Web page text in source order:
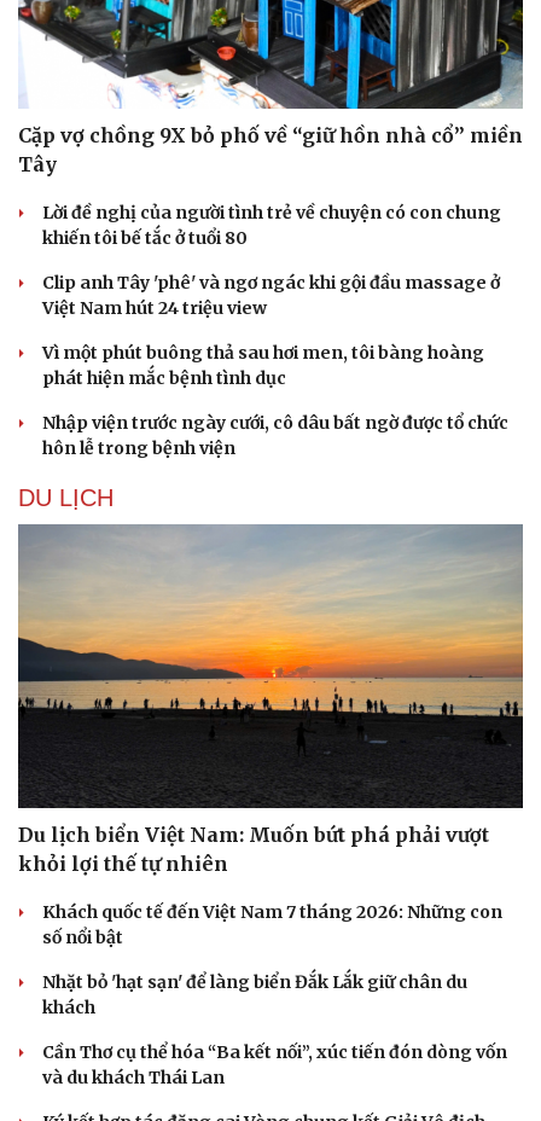
Sân khấu - Điện ảnh
Văn học
Di sản
Nghệ sĩ
Cặp vợ chồng 9X bỏ phố về “giữ hồn nhà cổ” miền
Tây
Lời đề nghị của người tình trẻ về chuyện có con chung
khiến tôi bế tắc ở tuổi 80
Clip anh Tây 'phê' và ngơ ngác khi gội đầu massage ở
Việt Nam hút 24 triệu view
Vì một phút buông thả sau hơi men, tôi bàng hoàng
phát hiện mắc bệnh tình dục
Nhập viện trước ngày cưới, cô dâu bất ngờ được tổ chức
hôn lễ trong bệnh viện
DU LỊCH
Du lịch biển Việt Nam: Muốn bứt phá phải vượt
khỏi lợi thế tự nhiên
Khách quốc tế đến Việt Nam 7 tháng 2026: Những con
số nổi bật
Nhặt bỏ 'hạt sạn' để làng biển Đắk Lắk giữ chân du
khách
Cần Thơ cụ thể hóa “Ba kết nối”, xúc tiến đón dòng vốn
và du khách Thái Lan